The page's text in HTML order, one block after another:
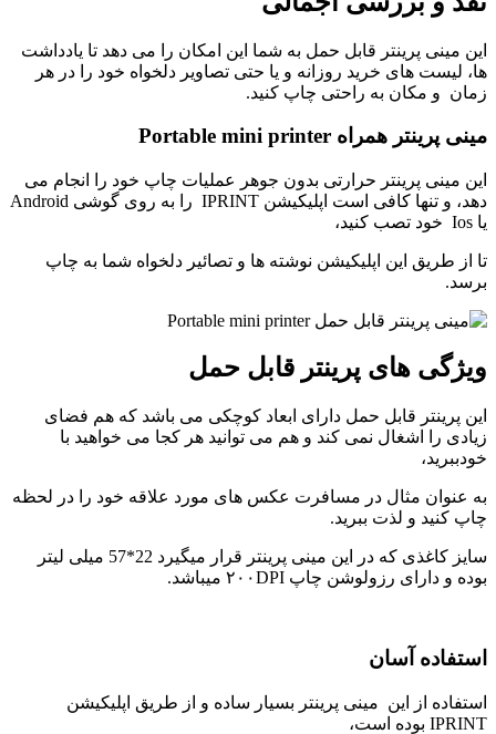
این مینی پرینتر قابل حمل به شما این امکان را می دهد تا یادداشت
ها، لیست های خرید روزانه و یا حتی تصاویر دلخواه خود را در هر
زمان و مکان به راحتی چاپ کنید.
مینی پرینتر همراه Portable mini printer
این مینی پرینتر حرارتی بدون جوهر عملیات چاپ خود را انجام می
دهد، و تنها کافی است اپلیکیشن IPRINT را به روی گوشی Android
یا Ios خود تصب کنید،
تا از طریق این اپلیکیشن نوشته ها و تصائیر دلخواه شما به چاپ
برسد.
ویژگی های پرینتر قابل حمل
این پرینتر قابل حمل دارای ابعاد کوچکی می باشد که هم فضای
زیادی را اشغال نمی کند و هم می توانید هر کجا می خواهید با
خودببرید،
به عنوان مثال در مسافرت عکس های مورد علاقه خود را در لحظه
چاپ کنید و لذت ببرید.
سایز کاغذی که در این مینی پرینتر قرار میگیرد 22*57 میلی لیتر
بوده و دارای رزولوشن چاپ ۲۰۰DPI میباشد.
استفاده آسان
استفاده از این مینی پرینتر بسیار ساده و از طریق اپلیکیشن
IPRINT بوده است،